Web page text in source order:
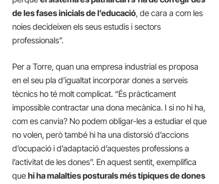
de les fases inicials de l’educació, de cara a com les
noies decideixen els seus estudis i sectors
professionals”.
Per a Torre, quan una empresa industrial es proposa
en el seu pla d’igualtat incorporar dones a serveis
tècnics ho té molt complicat. “És pràcticament
impossible contractar una dona mecànica. I si no hi ha,
com es canvia? No podem obligar-les a estudiar el que
no volen, però també hi ha una distorsió d’accions
d’ocupació i d’adaptació d’aquestes professions a
l’activitat de les dones”. En aquest sentit, exemplifica
que hi ha malalties posturals més típiques de dones